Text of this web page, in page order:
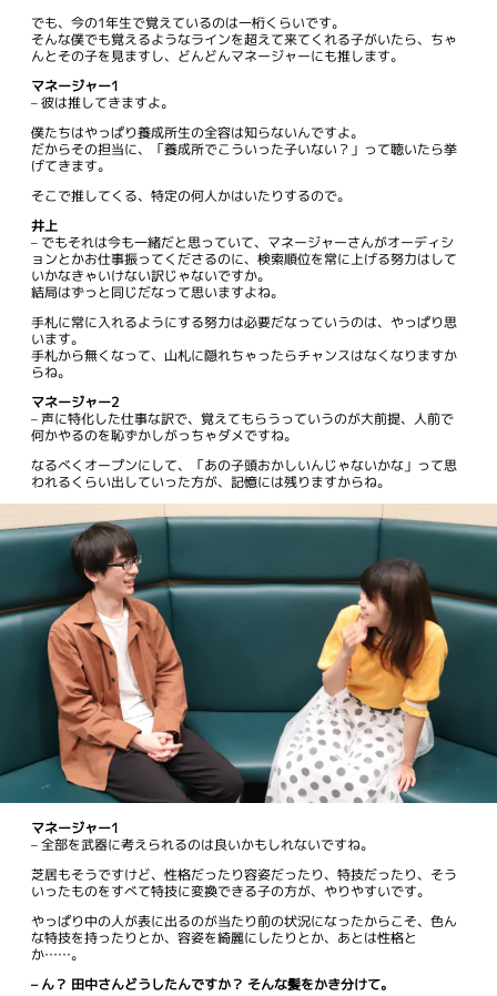
でも、今の1年生で覚えているのは一桁くらいです。
そんな僕でも覚えるようなラインを超えて来てくれる子がいたら、ちゃ
んとその子を見ますし、どんどんマネージャーにも推します。
マネージャー1
– 彼は推してきますよ。
僕たちはやっぱり養成所生の全容は知らないんですよ。
だからその担当に、「養成所でこういった子いない？」って聴いたら挙
げてきます。
そこで推してくる、特定の何人かはいたりするので。
井上
– でもそれは今も一緒だと思っていて、マネージャーさんがオーディシ
ョンとかお仕事振ってくださるのに、検索順位を常に上げる努力はして
いかなきゃいけない訳じゃないですか。
結局はずっと同じだなって思いますよね。
手札に常に入れるようにする努力は必要だなっていうのは、やっぱり思
います。
手札から無くなって、山札に隠れちゃったらチャンスはなくなりますか
らね。
マネージャー2
– 声に特化した仕事な訳で、覚えてもらうっていうのが大前提、人前で
何かやるのを恥ずかしがっちゃダメですね。
なるべくオープンにして、「あの子頭おかしいんじゃないかな」って思
われるくらい出していった方が、記憶には残りますからね。
マネージャー1
– 全部を武器に考えられるのは良いかもしれないですね。
芝居もそうですけど、性格だったり容姿だったり、特技だったり、そう
いったものをすべて特技に変換できる子の方が、やりやすいです。
やっぱり中の人が表に出るのが当たり前の状況になったからこそ、色ん
な特技を持ったりとか、容姿を綺麗にしたりとか、あとは性格と
か……。
– ん？ 田中さんどうしたんですか？ そんな髪をかき分けて。